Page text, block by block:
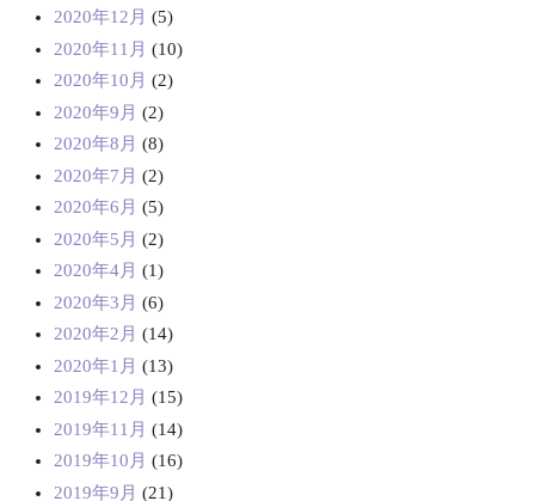
2020年12月 (5)
2020年11月 (10)
2020年10月 (2)
2020年9月 (2)
2020年8月 (8)
2020年7月 (2)
2020年6月 (5)
2020年5月 (2)
2020年4月 (1)
2020年3月 (6)
2020年2月 (14)
2020年1月 (13)
2019年12月 (15)
2019年11月 (14)
2019年10月 (16)
2019年9月 (21)